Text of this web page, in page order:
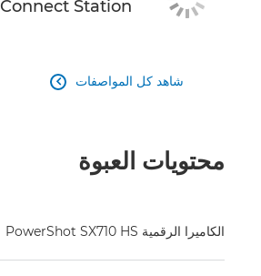
Connect Station بنقرة واحدة
شاهد كل المواصفات 
محتويات العبوة
الكاميرا الرقمية PowerShot SX710 HS